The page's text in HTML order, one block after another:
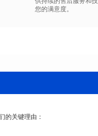
您的满意度。
的关键理由：